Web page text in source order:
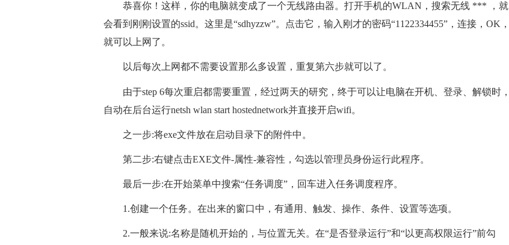
恭喜你！这样，你的电脑就变成了一个无线路由器。打开手机的WLAN，搜索无线 *** ，就
会看到刚刚设置的ssid。这里是“sdhyzzw”。点击它，输入刚才的密码“1122334455”，连接，OK，
就可以上网了。
以后每次上网都不需要设置那么多设置，重复第六步就可以了。
由于step 6每次重启都需要重置，经过两天的研究，终于可以让电脑在开机、登录、解锁时，
自动在后台运行netsh wlan start hostednetwork并直接开启wifi。
之一步:将exe文件放在启动目录下的附件中。
第二步:右键点击EXE文件-属性-兼容性，勾选以管理员身份运行此程序。
最后一步:在开始菜单中搜索“任务调度”，回车进入任务调度程序。
1.创建一个任务。在出来的窗口中，有通用、触发、操作、条件、设置等选项。
2.一般来说:名称是随机开始的，与位置无关。在“是否登录运行”和“以更高权限运行”前勾